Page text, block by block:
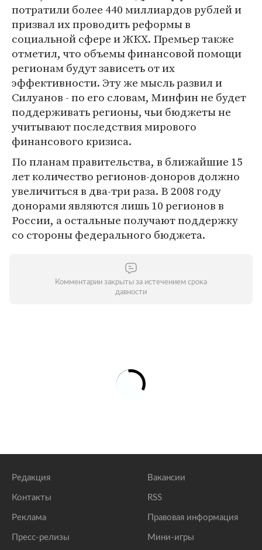
потратили более 440 миллиардов рублей и
призвал их проводить реформы в
социальной сфере и ЖКХ. Премьер также
отметил, что объемы финансовой помощи
регионам будут зависеть от их
эффективности. Эту же мысль развил и
Силуанов - по его словам, Минфин не будет
поддерживать регионы, чьи бюджеты не
учитывают последствия мирового
финансового кризиса.
По планам правительства, в ближайшие 15
лет количество регионов-доноров должно
увеличиться в два-три раза. В 2008 году
донорами являются лишь 10 регионов в
России, а остальные получают поддержку
со стороны федерального бюджета.
Комментарии закрыты за истечением срока
давности
Редакция
Контакты
Реклама
Пресс-релизы
Вакансии
RSS
Правовая информация
Мини-игры